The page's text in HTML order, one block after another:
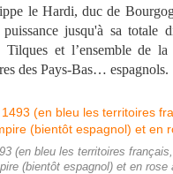
le Hardi, duc de
jusqu'à sa totale
Tilques et l’ensemble de
des Pays-Bas… espagnols.
(en bleu les territoires
(bientôt espagnol) et en rose